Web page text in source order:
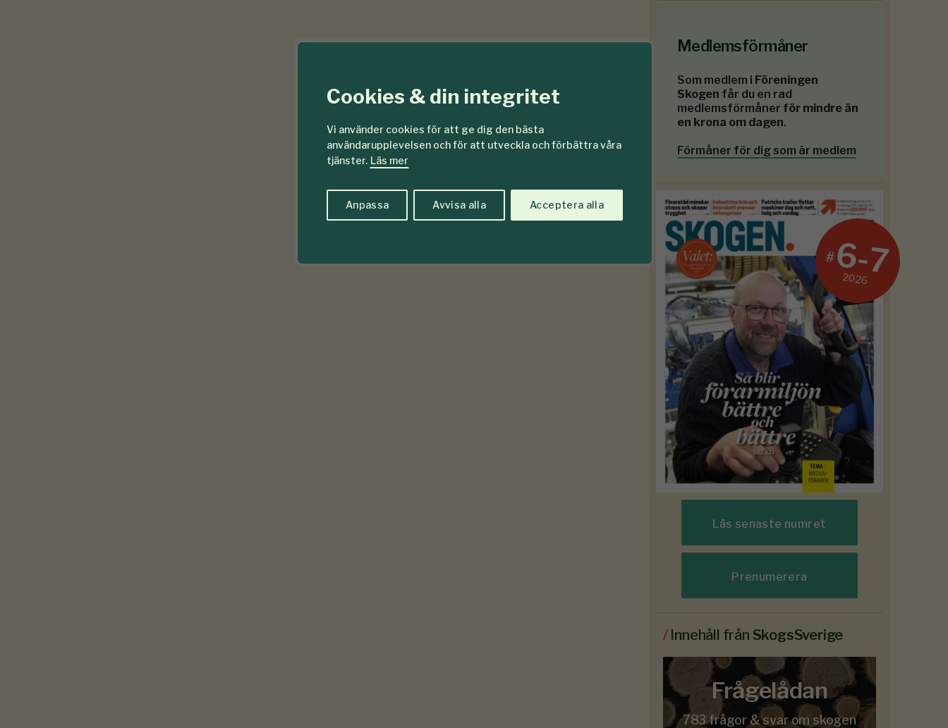
Cookies & din integritet
Vi använder cookies för att ge dig den bästa
användarupplevelsen och för att utveckla och förbättra våra
tjänster. Läs mer
Anpassa Avvisa alla Acceptera alla
Medlemsförmåner
Som medlem i Föreningen
Skogen får du en rad
medlemsförmåner för mindre än
en krona om dagen.
Förmåner för dig som är medlem
#6-7
2026
Läs senaste numret
Prenumerera
/ Innehåll från SkogsSverige
Frågelådan
783 frågor & svar om skogen